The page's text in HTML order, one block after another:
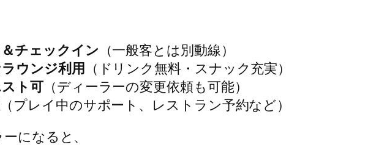
チェックイン （一般客とは別動線）
ウンジ利用 （ドリンク無料・スナック充実）
ト可（ディーラーの変更依頼も可能）
（プレイ中のサポート、レストラン予約など）
になると、